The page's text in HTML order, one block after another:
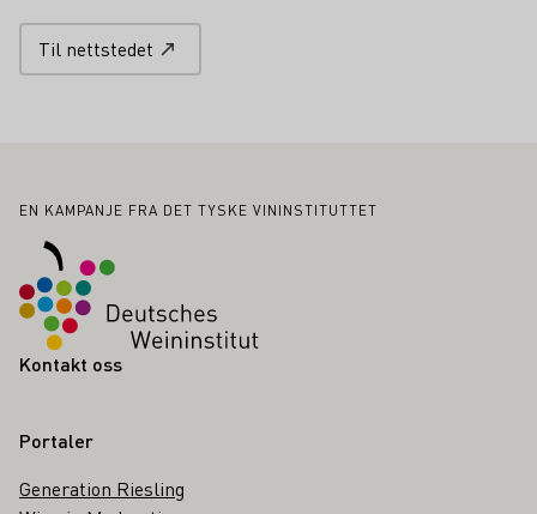
Til nettstedet
Bunntekst
EN KAMPANJE FRA DET TYSKE VININSTITUTTET
Kontakt oss
Portaler
Generation Riesling